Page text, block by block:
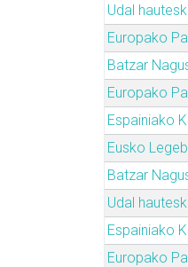
Udal
Europako
Batzar
Europako
Espainiako
Eusko
Batzar
Udal
Espainiako
Europako